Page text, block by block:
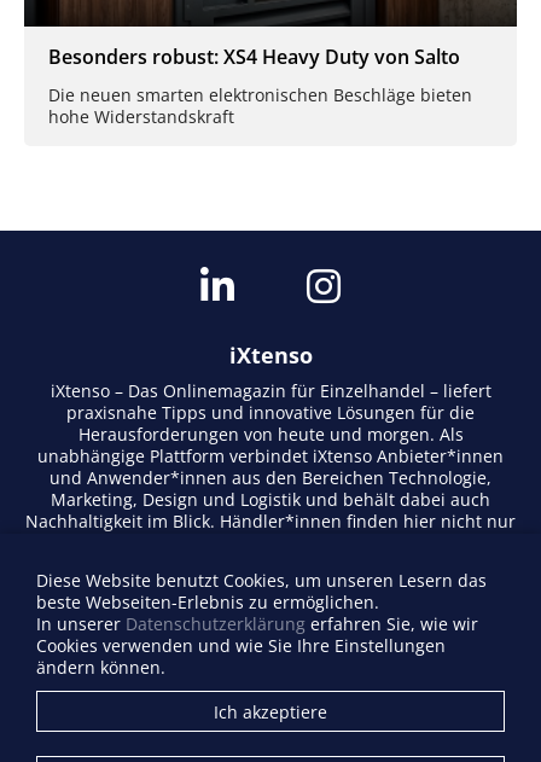
Besonders robust: XS4 Heavy Duty von Salto
Die neuen smarten elektronischen Beschläge bieten
hohe Widerstandskraft
iXtenso
iXtenso – Das Onlinemagazin für Einzelhandel – liefert
praxisnahe Tipps und innovative Lösungen für die
Herausforderungen von heute und morgen. Als
unabhängige Plattform verbindet iXtenso Anbieter*innen
und Anwender*innen aus den Bereichen Technologie,
Marketing, Design und Logistik und behält dabei auch
Nachhaltigkeit im Blick. Händler*innen finden hier nicht nur
lebendigen Schreibstil und relevantem Content fördert das
Magazin den Austausch innerhalb der Retail-Community.
Ob digitale Trends oder praktische Alltagstipps – iXtenso
macht Wissen für den Handel zugänglich.
Firma eintragen
Diese Website benutzt Cookies, um unseren Lesern das
beste Webseiten-Erlebnis zu ermöglichen.
In unserer Datenschutzerklärung erfahren Sie, wie wir
Cookies verwenden und wie Sie Ihre Einstellungen
ändern können.
Ich akzeptiere